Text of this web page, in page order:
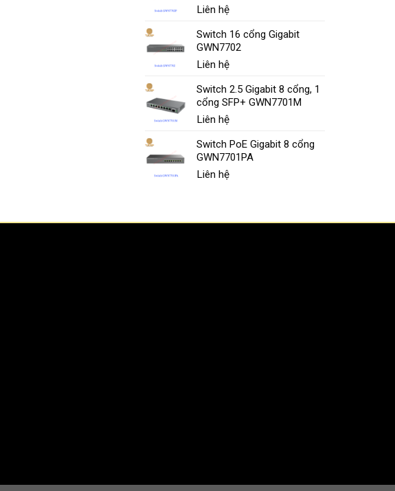
Liên hệ
Switch 16 cổng Gigabit
GWN7702
Liên hệ
Switch 2.5 Gigabit 8 cổng, 1
cổng SFP+ GWN7701M
Liên hệ
Switch PoE Gigabit 8 cổng
GWN7701PA
Liên hệ